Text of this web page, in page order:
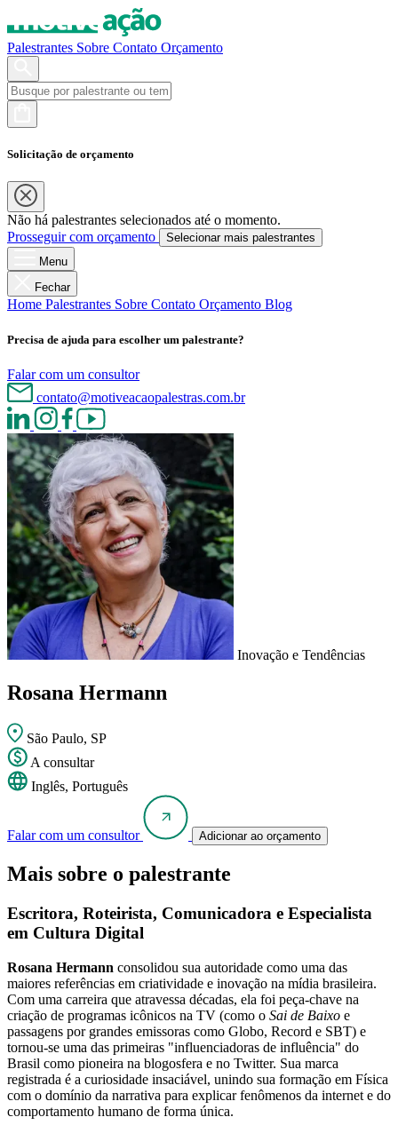
Palestrantes Sobre Contato Orçamento
Solicitação de orçamento
Não há palestrantes selecionados até o momento.
Prosseguir com orçamento
Selecionar mais palestrantes
Menu
Fechar
Home Palestrantes Sobre Contato Orçamento Blog
Precisa de ajuda para escolher um palestrante?
Falar com um consultor
contato@motiveacaopalestras.com.br
Inovação e Tendências
Rosana Hermann
São Paulo, SP
A consultar
Inglês, Português
Falar com um consultor Adicionar ao orçamento
Mais sobre o palestrante
Escritora, Roteirista, Comunicadora e Especialista
em Cultura Digital
Rosana Hermann consolidou sua autoridade como uma das
maiores referências em criatividade e inovação na mídia brasileira.
Com uma carreira que atravessa décadas, ela foi peça-chave na
criação de programas icônicos na TV (como o Sai de Baixo e
passagens por grandes emissoras como Globo, Record e SBT) e
tornou-se uma das primeiras "influenciadoras de influência" do
Brasil como pioneira na blogosfera e no Twitter. Sua marca
registrada é a curiosidade insaciável, unindo sua formação em Física
com o domínio da narrativa para explicar fenômenos da internet e do
comportamento humano de forma única.